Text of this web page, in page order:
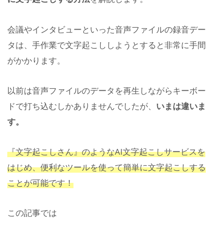
会議やインタビューといった音声ファイルの録音デー
タは、手作業で文字起こししようとすると非常に手間
がかかります。
以前は音声ファイルのデータを再生しながらキーボー
ドで打ち込むしかありませんでしたが、 いまは違いま
す。
『文字起こしさん』のようなAI文字起こしサービスを
はじめ、便利なツールを使って簡単に文字起こしする
ことが可能です！
この記事では